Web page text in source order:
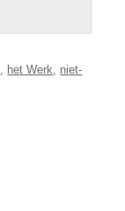
, het Werk, niet-